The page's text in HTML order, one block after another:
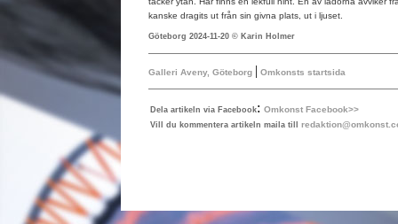
kanske dragits ut från sin givna plats, ut i ljuset.
Göteborg 2024-11-20 © Karin Holmer
Galleri Aveny, Göteborg | Omkonsts startsida
Dela artikeln via Facebook: Omkonst Facebook>>
Vill du kommentera artikeln maila till